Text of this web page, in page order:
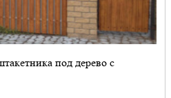
под дерево с